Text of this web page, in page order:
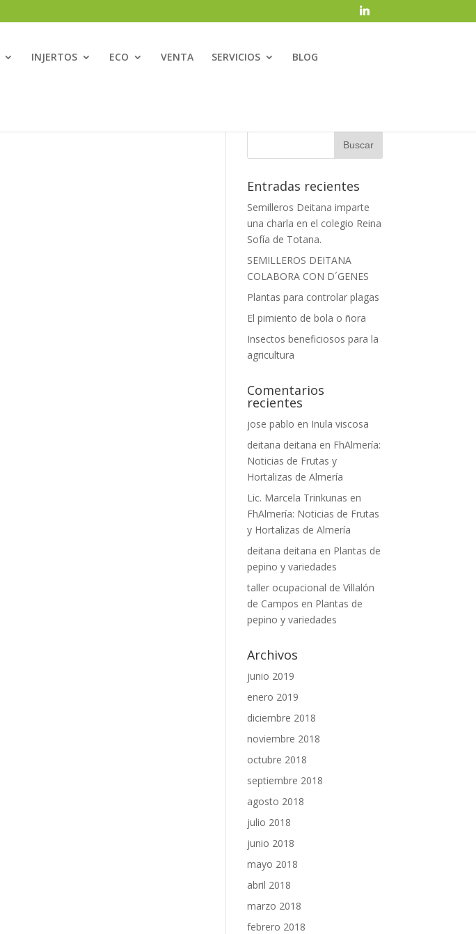
INJERTOS ECO VENTA SERVICIOS BLOG
Entradas recientes
Semilleros Deitana imparte
una charla en el colegio Reina
Sofía de Totana.
SEMILLEROS DEITANA
COLABORA CON D´GENES
Plantas para controlar plagas
El pimiento de bola o ñora
Insectos beneficiosos para la
agricultura
Comentarios
recientes
jose pablo en Inula viscosa
deitana deitana en FhAlmería:
Noticias de Frutas y
Hortalizas de Almería
Lic. Marcela Trinkunas en
FhAlmería: Noticias de Frutas
y Hortalizas de Almería
deitana deitana en Plantas de
pepino y variedades
taller ocupacional de Villalón
de Campos en Plantas de
pepino y variedades
Archivos
junio 2019
enero 2019
diciembre 2018
noviembre 2018
octubre 2018
septiembre 2018
agosto 2018
julio 2018
junio 2018
mayo 2018
abril 2018
marzo 2018
febrero 2018